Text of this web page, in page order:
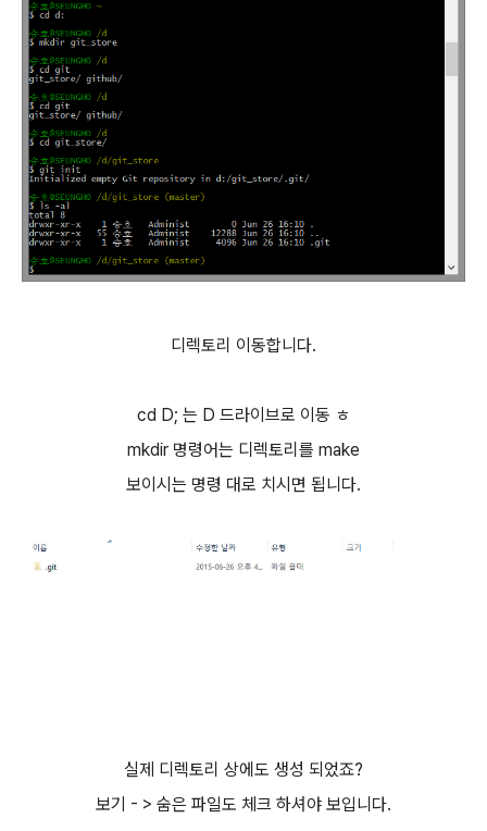
디렉토리 이동합니다.
cd D; 는 D 드라이브로 이동 ㅎ
mkdir 명령어는 디렉토리를 make
보이시는 명령 대로 치시면 됩니다.
실제 디렉토리 상에도 생성 되었죠?
보기 - > 숨은 파일도 체크 하셔야 보입니다.